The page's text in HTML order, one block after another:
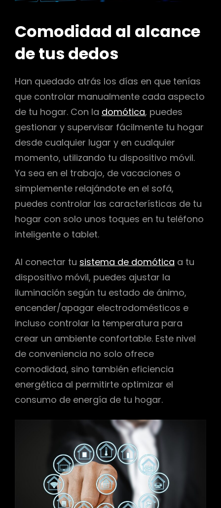
Comodidad al alcance
de tus dedos
Han quedado atrás los días en que tenías
que controlar manualmente cada aspecto
de tu hogar. Con la domótica, puedes
gestionar y supervisar fácilmente tu hogar
desde cualquier lugar y en cualquier
momento, utilizando tu dispositivo móvil.
Ya sea en el trabajo, de vacaciones o
simplemente relajándote en el sofá,
puedes controlar las características de tu
hogar con solo unos toques en tu teléfono
inteligente o tablet.
Al conectar tu sistema de domótica a tu
dispositivo móvil, puedes ajustar la
iluminación según tu estado de ánimo,
encender/apagar electrodomésticos e
incluso controlar la temperatura para
crear un ambiente confortable. Este nivel
de conveniencia no solo ofrece
comodidad, sino también eficiencia
energética al permitirte optimizar el
consumo de energía de tu hogar.